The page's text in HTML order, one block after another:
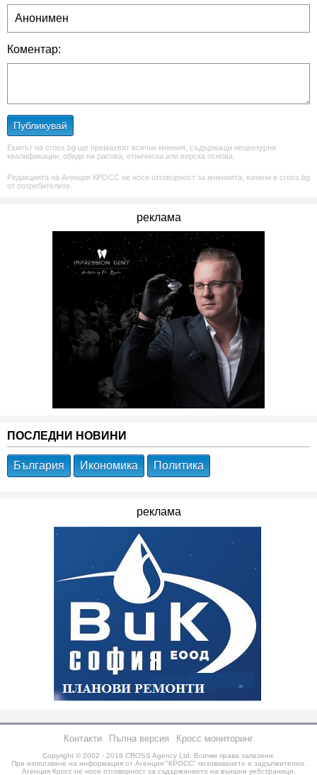
Коментар:
Публикувай
Екипът на cross.bg ще премахват всички мнения, съдържащи нецензурни
квалификации, обиди на расова, етническа или верска основа.
Редакцията на Агенция КРОСС не носи отговорност за мненията, качени в cross.bg
от потребителите.
реклама
ПОСЛЕДНИ НОВИНИ
България Икономика Политика
реклама
Контакти Пълна версия Кросс мониторинг
Copyright © 2002 - 2018 CROSS Agency Ltd.
Всички права запазени.
При използване на информация от Агенция "КРОСС" позоваването е задължително.
Агенция Кросс не носи отговорност за съдържанието на външни уебстраници.